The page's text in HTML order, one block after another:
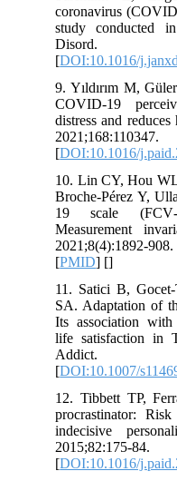
coronavirus
study
Disord.
[DOI:10.1016/
9. Yıldırım M,
COVID-19
distress and
2021;168:110347.
[DOI:10.1016/
10. Lin CY, Hou
Broche-Pérez Y,
19 scale
Measurement
2021;8(4):1892-
[PMID] [
11. Satici B,
SA. Adaptation of
Its association
life satisfaction
Addict.
[DOI:10.1007/
12. Tibbett TP,
procrastinator:
indecisive
2015;82:175-84.
[DOI:10.1016/